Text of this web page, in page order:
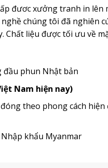
đươc xưởng tranh in lên
chúng tôi đã nghiên
Chất liệu được tối ưu về
đầu phun Nhật bản
Nam hiện nay)
theo phong cách hiện
khẩu Myanmar